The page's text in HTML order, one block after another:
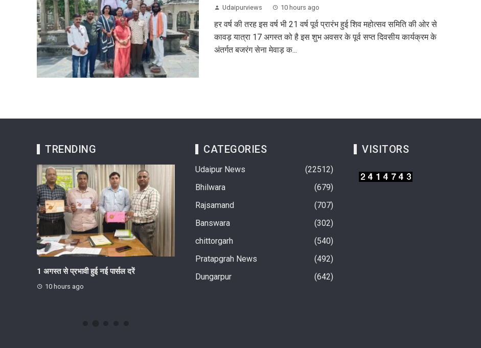
Udaipurviews 10 hours ago
हर वर्ष की तरह इस वर्ष भी 21 वर्ष पूर्व प्रारंभ हुई शिव महोत्सव समिति की ओर से
कावड़ यात्रा 17 अगस्त को है इस शुभ अवसर के पूर्व सप्त दिवसीय कार्यक्रम के
अंतर्गत बजरंग सेना मेवाड़ क...
TRENDING
1 अगस्त से प्रभावी हुई नई पार्सल दरें
10 hours ago
जिग-जैग तकनीक अपनाना अनिवार्य, नियमों की
अनदेखी पर ईंट-भट्टा संचालन होगा निरस्त
खेलो इंडिया अस्मिता सॉफ्ट टेनिस महिला लीग 22
अगस्त को
CATEGORIES
Udaipur News
22512
Bhilwara
679
Rajsamand
707
Banswara
302
chittorgarh
540
Pratapgrah News
492
Dungarpur
642
VISITORS